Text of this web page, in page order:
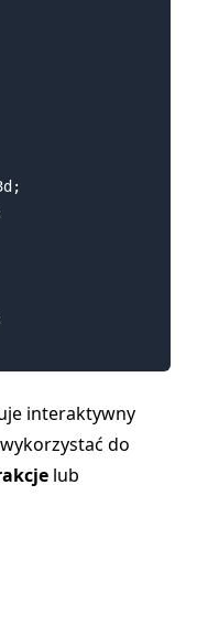
interaktywny
do
lub